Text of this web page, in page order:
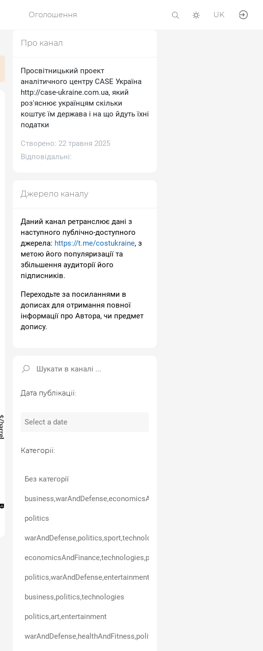
Оголошення UK
Про канал
Просвітницький проект
аналітичного центру CASE Україна
http://case-ukraine.com.ua, який
роз'яснює українцям скільки
коштує їм держава і на що йдуть їхні
податки
Створено: 22 травня 2025
Відповідальні:
Джерело каналу
Даний канал ретранслює дані з
наступного публічно-доступного
джерела: https://t.me/costukraine, з
метою його популяризації та
збільшення аудиторії його
підписників.
Переходьте за посиланнями в
дописах для отримання повної
інформації про Автора, чи предмет
допису.
Дата публікації:
Категорії:
Без категорії
politics
warAndDefense,politics,sport,technologies
politics,warAndDefense,entertainment,technologies
business,politics,technologies
politics,art,entertainment
warAndDefense,healthAndFitness,politics